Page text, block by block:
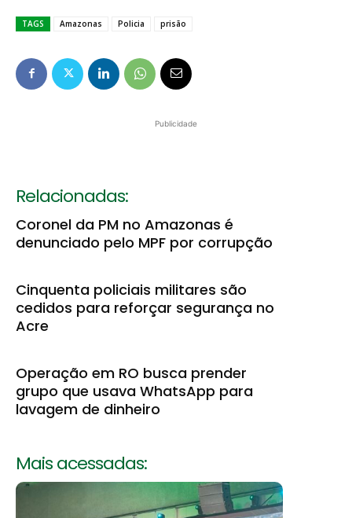
TAGS Amazonas Policia prisão
Publicidade
Relacionadas:
Coronel da PM no Amazonas é
denunciado pelo MPF por corrupção
Cinquenta policiais militares são
cedidos para reforçar segurança no
Acre
Operação em RO busca prender
grupo que usava WhatsApp para
lavagem de dinheiro
Mais acessadas: